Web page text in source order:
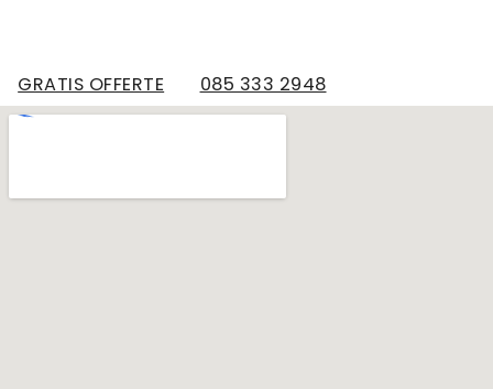
GRATIS OFFERTE 085 333 2948